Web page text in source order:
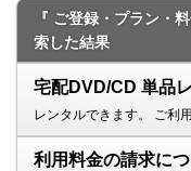
『 ご登録・プラン・
索した結果
宅配DVD/CD 単品
レンタルできます。 ご利用
利用料金の請求に